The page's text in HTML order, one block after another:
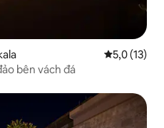
Xếp hạng
5,0 (13)
bên vách đá